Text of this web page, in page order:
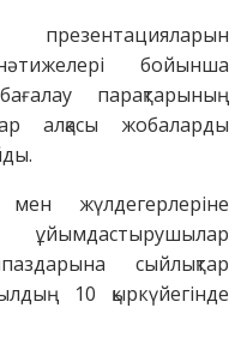
бойынша
парақтарының
алқасы жобаларды
жүлдегерлеріне
сыйлықтар
10 қыркүйегінде